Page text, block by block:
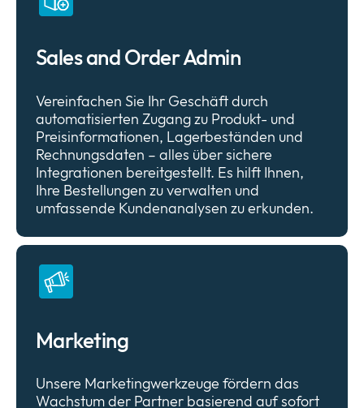
Sales and Order Admin
Vereinfachen Sie Ihr Geschäft durch
automatisierten Zugang zu Produkt- und
Preisinformationen, Lagerbeständen und
Rechnungsdaten – alles über sichere
Integrationen bereitgestellt. Es hilft Ihnen,
Ihre Bestellungen zu verwalten und
umfassende Kundenanalysen zu erkunden.
Marketing
Unsere Marketingwerkzeuge fördern das
Wachstum der Partner basierend auf sofort